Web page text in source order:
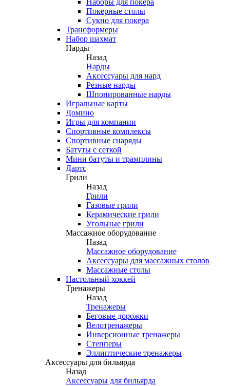
Наборы для покера
Покерные столы
Сукно для покера
Трансформеры
Набор шахмат
Нарды
Назад
Нарды
Аксессуары для нард
Резные нарды
Шпонированные нарды
Игральные карты
Домино
Игры для компании
Спортивные комплексы
Спортивные снаряды
Батуты с сеткой
Мини батуты и трамплины
Дартс
Грили
Назад
Грили
Газовые грили
Керамические грили
Угольные грили
Массажное оборудование
Назад
Массажное оборудование
Аксессуары для массажных столов
Массажные столы
Настольный хоккей
Тренажеры
Назад
Тренажеры
Беговые дорожки
Велотренажеры
Инверсионные тренажеры
Степперы
Эллиптические тренажеры
Аксессуары для бильярда
Назад
Аксессуары для бильярда